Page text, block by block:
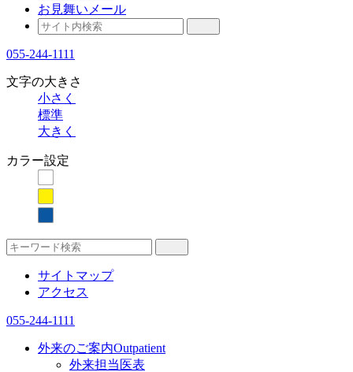
お見舞いメール
055-244-1111
文字の大きさ
小さく
標準
大きく
カラー設定
サイトマップ
アクセス
055-244-1111
外来のご案内Outpatient
外来担当医表